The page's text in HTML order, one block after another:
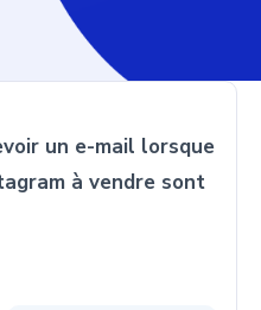
un e-mail lorsque
à vendre sont